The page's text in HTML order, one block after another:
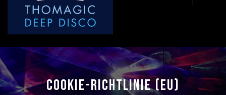
Cookie-Richtlinie (EU)